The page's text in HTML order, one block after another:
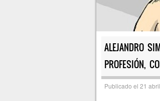
ALEJANDRO
PROFESIÓN,
Publicado el 21